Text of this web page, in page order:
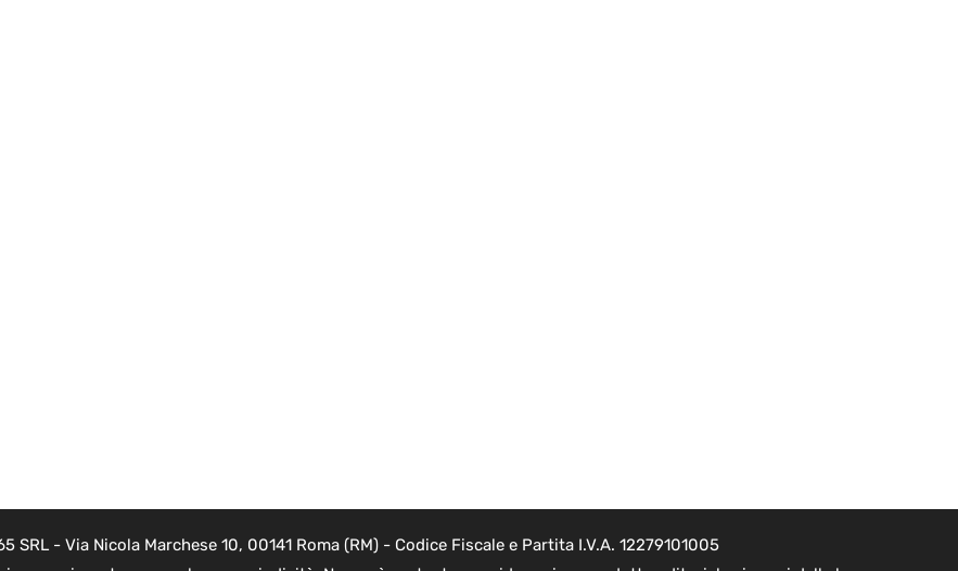
SRL - Via Nicola Marchese 10, 00141 Roma (RM) - Codice Fiscale e Partita I.V.A. 12279101005